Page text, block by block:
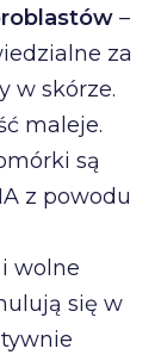
–
za
w skórze.
maleje.
są
z powodu
wolne
się w